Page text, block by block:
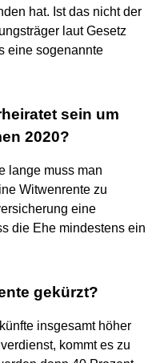
hat. Ist das nicht der
laut Gesetz
eine sogenannte
sein um
2020?
lange muss man
Witwenrente zu
eine
die Ehe mindestens ein
gekürzt?
insgesamt höher
kommt es zu